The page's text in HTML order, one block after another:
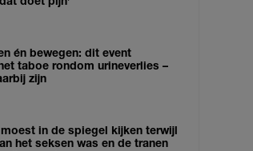
én bewegen: dit event
taboe rondom urineverlies –
zijn
moest in de spiegel kijken terwijl
het seksen was en de tranen